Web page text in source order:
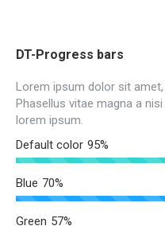
DT-Progress bars
Lorem ipsum dolor sit
Phasellus vitae magna a
lorem ipsum.
Default color 95%
Blue 70%
Green 57%